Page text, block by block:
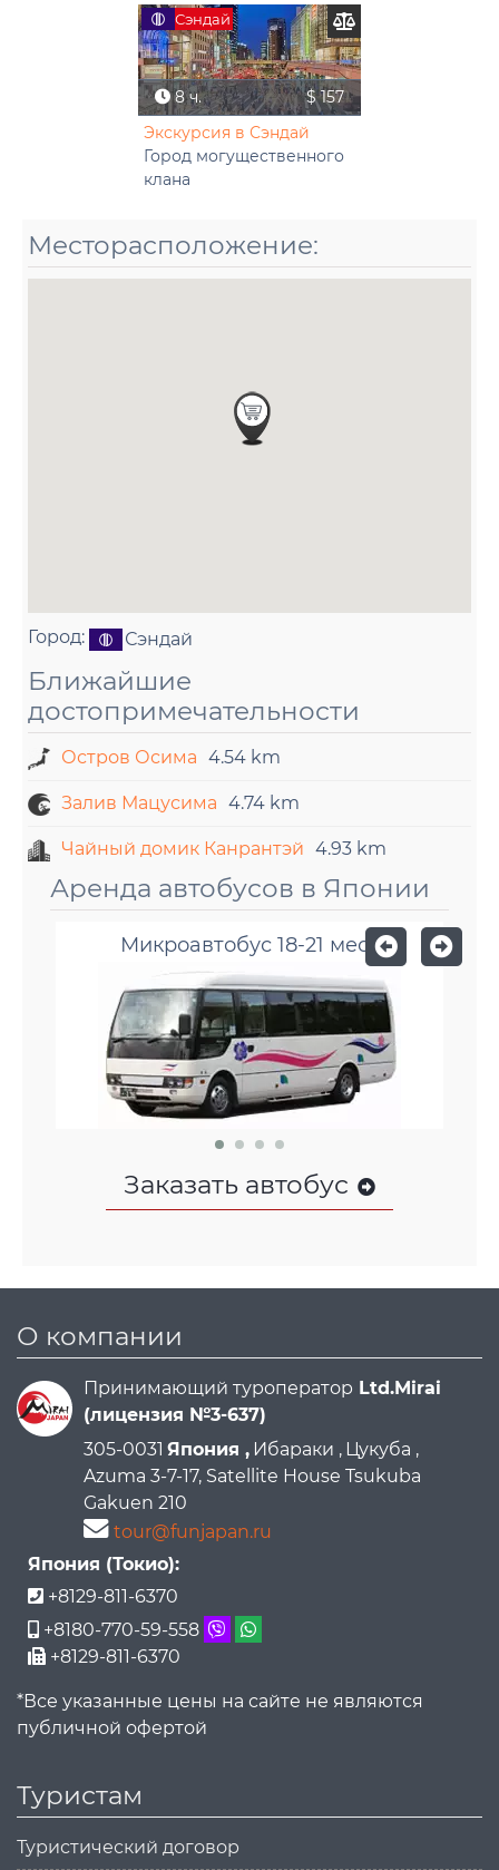
Сэндай
8 ч.
$ 157
Экскурсия в Сэндай
Город могущественного
клана
Месторасположение:
Город: Сэндай
Ближайшие
достопримечательности
Остров Осима 4.54 km
Залив Мацусима 4.74 km
Чайный домик Канрантэй 4.93 km
Аренда автобусов в Японии
Микроавтобус 18-21 мест
Заказать автобус
О компании
Принимающий туроператор Ltd.Mirai
(лицензия №3-637)
305-0031 Япония , Ибараки , Цукуба ,
Azuma 3-7-17, Satellite House Tsukuba
Gakuen 210
tour@funjapan.ru
Япония (Токио):
+8129-811-6370
+8180-770-59-558
+8129-811-6370
*Все указанные цены на сайте не являются
публичной офертой
Туристам
Туристический договор